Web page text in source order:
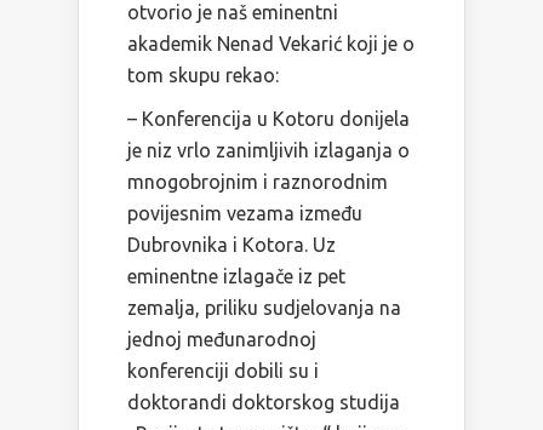
otvorio je naš eminentni
akademik Nenad Vekarić koji je o
tom skupu rekao:
– Konferencija u Kotoru donijela
je niz vrlo zanimljivih izlaganja o
mnogobrojnim i raznorodnim
povijesnim vezama između
Dubrovnika i Kotora. Uz
eminentne izlagače iz pet
zemalja, priliku sudjelovanja na
jednoj međunarodnoj
konferenciji dobili su i
doktorandi doktorskog studija